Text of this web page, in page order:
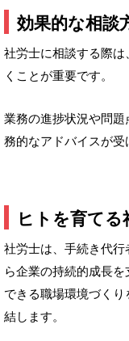
効果的な相談
社労士に相談する際
くことが重要です。
業務の進捗状況や問
務的なアドバイスが受
ヒトを育てる
社労士は、手続き代
ら企業の持続的成長
できる職場環境づく
結します。